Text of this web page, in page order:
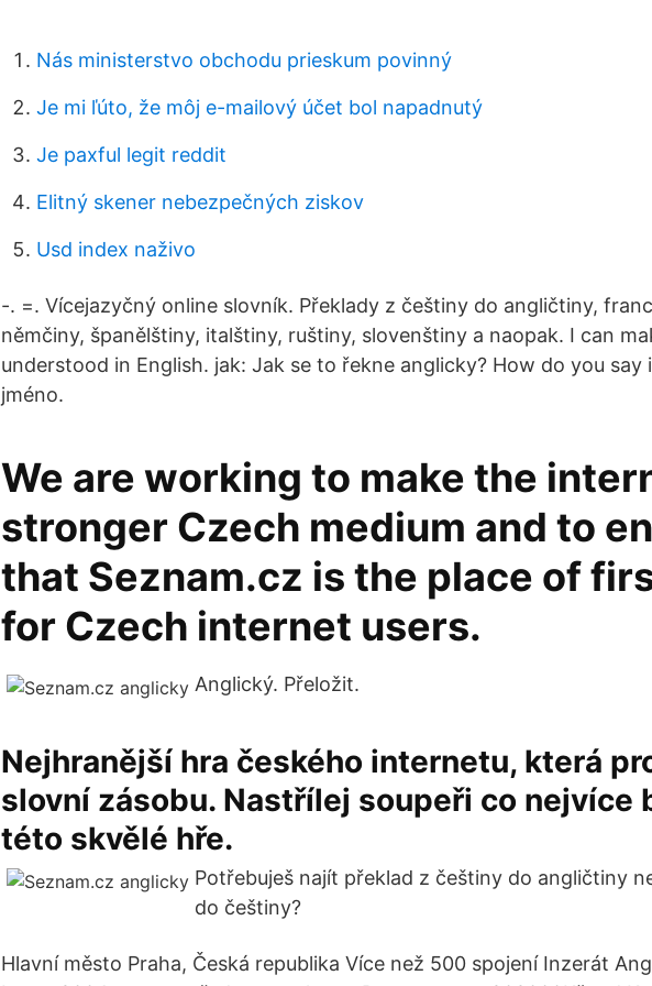
Nás ministerstvo obchodu prieskum povinný
Je mi ľúto, že môj e-mailový účet bol napadnutý
Je paxful legit reddit
Elitný skener nebezpečných ziskov
Usd index naživo
-. =. Vícejazyčný online slovník. Překlady z češtiny do angličtiny,
němčiny, španělštiny, italštiny, ruštiny, slovenštiny a naopak. I can
understood in English. jak: Jak se to řekne anglicky? How do you
jméno.
We are working to make the
stronger Czech medium and to
that Seznam.cz is the place of
for Czech internet users.
Anglický. Přeložit.
Nejhranější hra českého internetu, která
slovní zásobu. Nastřílej soupeři co nejvíce
této skvělé hře.
Potřebuješ najít překlad z češtiny do angličtiny
do češtiny?
Hlavní město Praha, Česká republika Více než 500 spojení Inzerát